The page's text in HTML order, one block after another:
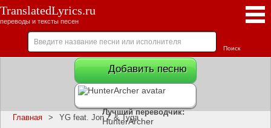
TranslatedLyrics.ru
переводы и тексты песен
Добавить песню
Лучший переводчик:
HunterArcher
Главная > YG feat. Jon Z & Tyga